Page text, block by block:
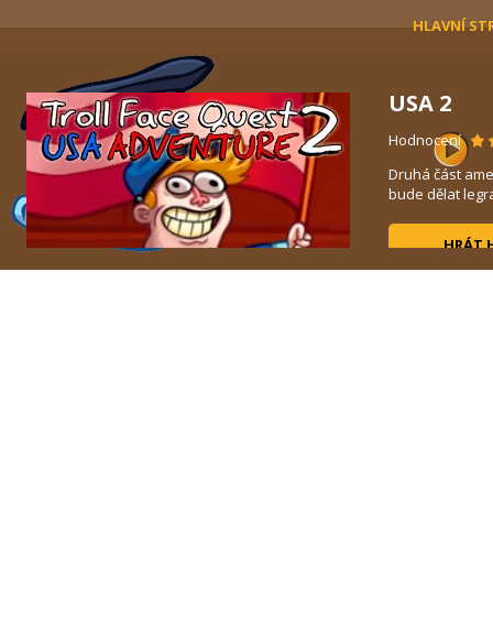
HLAVNÍ
USA 2
Hodnocení
Druhá část
bude dělat
HRÁT